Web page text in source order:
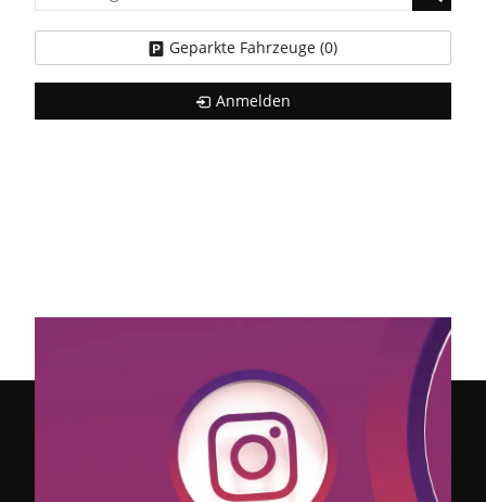
Geparkte Fahrzeuge (0)
Anmelden